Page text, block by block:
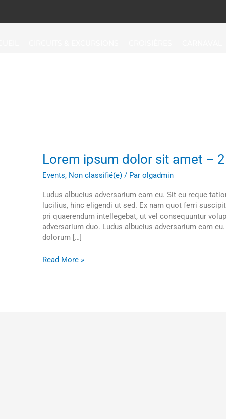
Lorem ipsum dolor sit amet – 2
Events, Non classifié(e) / Parolgadmin
Ludus albucius adversarium eam eu. Sit eu reque
lucilius, hinc eligendi ut sed. Ex nam quot ferri
pri quaerendum intellegebat, ut vel consequuntur
adversarium duo. Ludus albucius adversarium eam
dolorum […]
Lorem
ipsum
dolor
amet
–
2
Read More »